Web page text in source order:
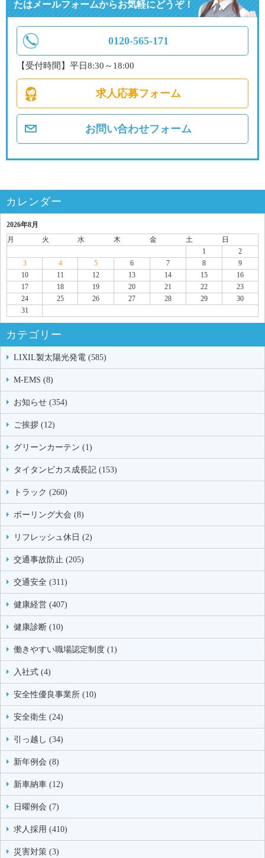
たはメールフォームからお気軽にどうぞ！
0120-565-171
【受付時間】平日8:30～18:00
求人応募フォーム
お問い合わせフォーム
カレンダー
2026年8月
月
火 水 木 金 土
日
1
2
3
4 5 6 7 8
9
10
11 12 13 14 15
16
17
18 19 20 21 22
23
24
25 26 27 28 29
30
31
カテゴリー
LIXIL製太陽光発電 (585)
M-EMS (8)
お知らせ (354)
ご挨拶 (12)
グリーンカーテン (1)
タイタンビカス成長記 (153)
トラック (260)
ボーリング大会 (8)
リフレッシュ休日 (2)
交通事故防止 (205)
交通安全 (311)
健康経営 (407)
健康診断 (10)
働きやすい職場認定制度 (1)
入社式 (4)
安全性優良事業所 (10)
安全衛生 (24)
引っ越し (34)
新年例会 (8)
新車納車 (12)
日曜例会 (7)
求人採用 (410)
災害対策 (3)